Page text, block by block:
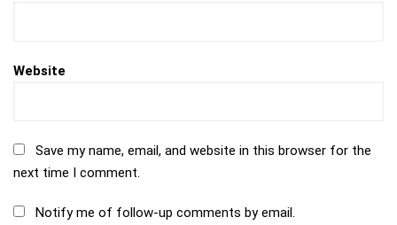
Website
Save my name, email, and website in this browser for the
next time I comment.
Notify me of follow-up comments by email.